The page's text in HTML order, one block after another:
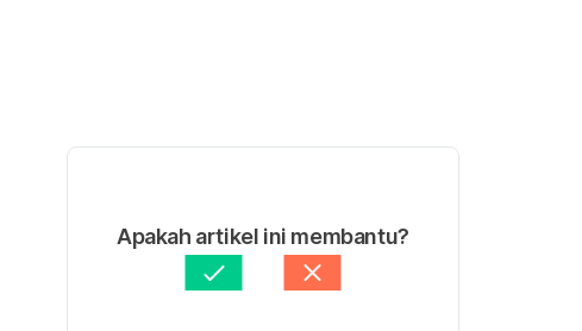
Apakah artikel ini membantu?